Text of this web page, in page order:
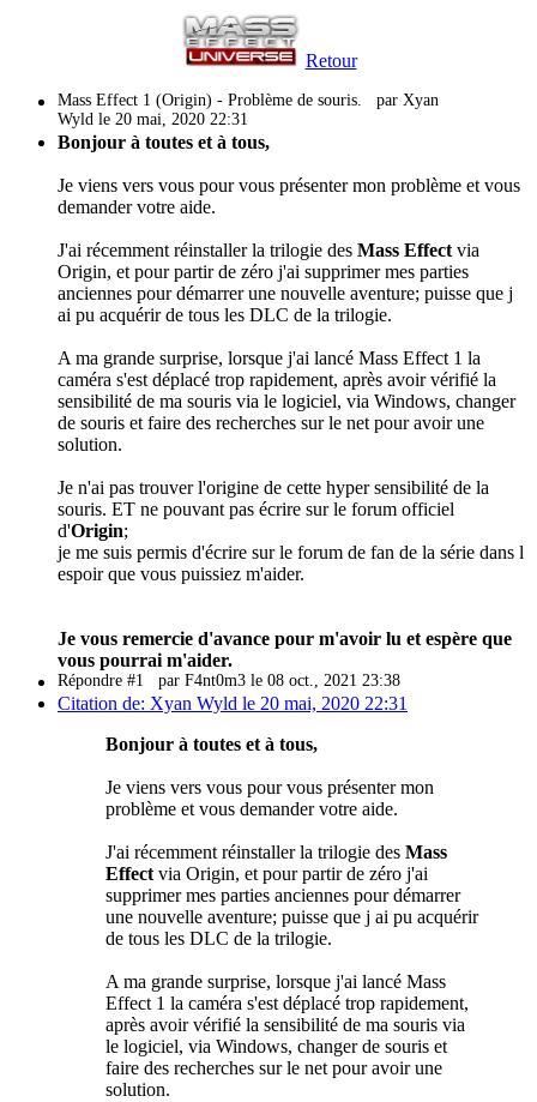
Retour
Mass Effect 1 (Origin) - Problème de souris. par Xyan
Wyld le 20 mai, 2020 22:31
Bonjour à toutes et à tous,
Je viens vers vous pour vous présenter mon problème et vous
demander votre aide.
J'ai récemment réinstaller la trilogie des Mass Effect via
Origin, et pour partir de zéro j'ai supprimer mes parties
anciennes pour démarrer une nouvelle aventure; puisse que j
ai pu acquérir de tous les DLC de la trilogie.
A ma grande surprise, lorsque j'ai lancé Mass Effect 1 la
caméra s'est déplacé trop rapidement, après avoir vérifié la
sensibilité de ma souris via le logiciel, via Windows, changer
de souris et faire des recherches sur le net pour avoir une
solution.
Je n'ai pas trouver l'origine de cette hyper sensibilité de la
souris. ET ne pouvant pas écrire sur le forum officiel
d'Origin;
je me suis permis d'écrire sur le forum de fan de la série dans l
espoir que vous puissiez m'aider.
Je vous remercie d'avance pour m'avoir lu et espère que
vous pourrai m'aider.
Répondre #1 par F4nt0m3 le 08 oct., 2021 23:38
Citation de: Xyan Wyld le 20 mai, 2020 22:31
Bonjour à toutes et à tous,
Je viens vers vous pour vous présenter mon
problème et vous demander votre aide.
J'ai récemment réinstaller la trilogie des Mass
Effect via Origin, et pour partir de zéro j'ai
supprimer mes parties anciennes pour démarrer
une nouvelle aventure; puisse que j ai pu acquérir
de tous les DLC de la trilogie.
A ma grande surprise, lorsque j'ai lancé Mass
Effect 1 la caméra s'est déplacé trop rapidement,
après avoir vérifié la sensibilité de ma souris via
le logiciel, via Windows, changer de souris et
faire des recherches sur le net pour avoir une
solution.